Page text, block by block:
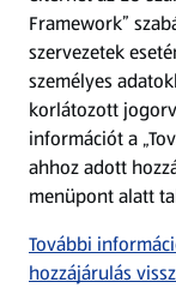
Adattörlő
Szervizpont
(új oldalon nyílik
Fedezz fel
Töltsd le az
Framework”
szervezetek
személyes
korlátozott
információt a
ahhoz adott
menüpont alatt
További
hozzájárulás